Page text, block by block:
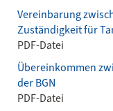
Vereinbarung
Zuständigkeit für
PDF-Datei
Übereinkommen
der BGN
PDF-Datei